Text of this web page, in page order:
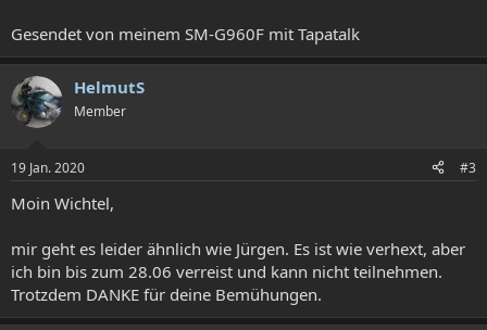
Gesendet von meinem SM-G960F mit Tapatalk
HelmutS
Member
19 Jan. 2020 #3
Moin Wichtel,
mir geht es leider ähnlich wie Jürgen. Es ist wie verhext, aber
ich bin bis zum 28.06 verreist und kann nicht teilnehmen.
Trotzdem DANKE für deine Bemühungen.